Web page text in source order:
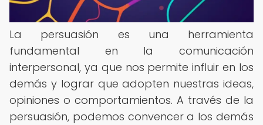
La persuasión es una herramienta
fundamental en la comunicación
interpersonal, ya que nos permite influir en los
demás y lograr que adopten nuestras ideas,
opiniones o comportamientos. A través de la
persuasión, podemos convencer a los demás